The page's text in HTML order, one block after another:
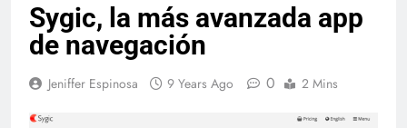
Sygic, la más avanzada app
de navegación
Jeniffer Espinosa 9 Years Ago 0 2 Mins